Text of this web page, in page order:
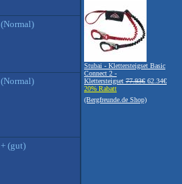
(Normal)
(Normal)
+ (gut)
Stubai - Klettersteigset Basic
Connect 2 -
Klettersteigset 77.93€ 62.34€
20% Rabatt
(Bergfreunde.de Shop)